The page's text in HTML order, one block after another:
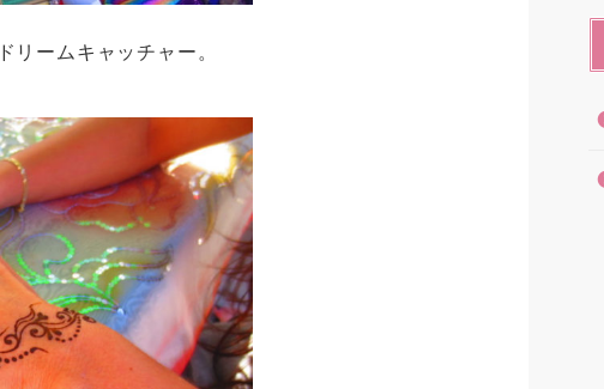
リームキャッチャー。